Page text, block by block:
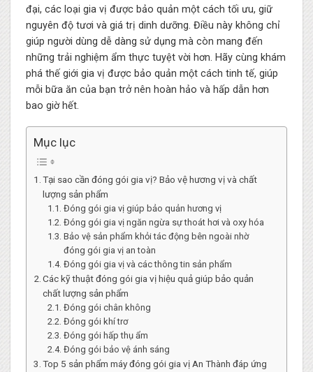
đại, các loại gia vị được bảo quản một cách tối ưu, giữ
nguyên độ tươi và giá trị dinh dưỡng. Điều này không chỉ
giúp người dùng dễ dàng sử dụng mà còn mang đến
những trải nghiệm ẩm thực tuyệt vời hơn. Hãy cùng khám
phá thế giới gia vị được bảo quản một cách tinh tế, giúp
mỗi bữa ăn của bạn trở nên hoàn hảo và hấp dẫn hơn
bao giờ hết.
Mục lục
Tại sao cần đóng gói gia vị? Bảo vệ hương vị và chất
lượng sản phẩm
Đóng gói gia vị giúp bảo quản hương vị
Đóng gói gia vị ngăn ngừa sự thoát hơi và oxy hóa
Bảo vệ sản phẩm khỏi tác động bên ngoài nhờ
đóng gói gia vị an toàn
Đóng gói gia vị và các thông tin sản phẩm
Các kỹ thuật đóng gói gia vị hiệu quả giúp bảo quản
chất lượng sản phẩm
Đóng gói chân không
Đóng gói khí trơ
Đóng gói hấp thụ ẩm
Đóng gói bảo vệ ánh sáng
Top 5 sản phẩm máy đóng gói gia vị An Thành đáp ứng